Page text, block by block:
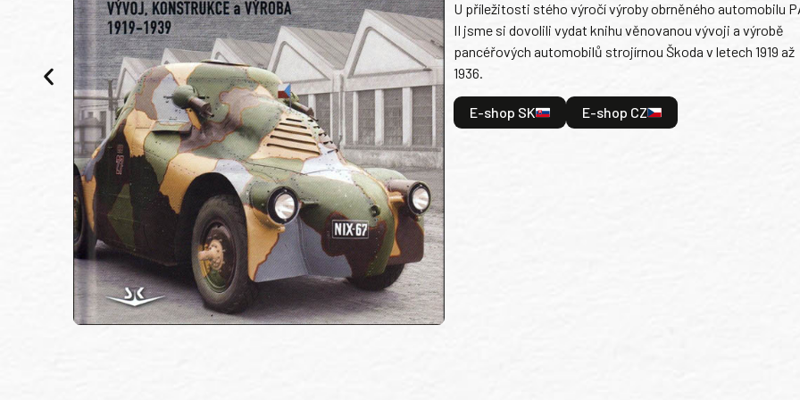
U příležitosti stého výročí výroby obrněného automobilu
II jsme si dovolili vydat knihu věnovanou vývoji a výrobě
pancéřových automobilů strojírnou Škoda v letech 1919 až
1936.
E-shop SK E-shop CZ